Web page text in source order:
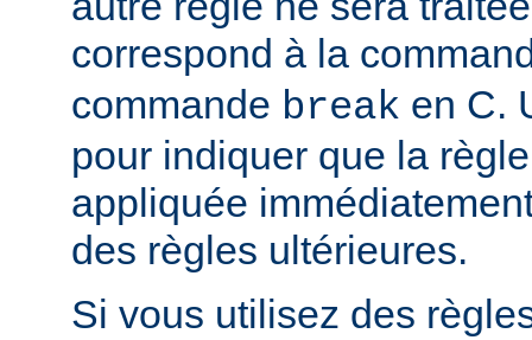
correspond à la
commande break en C.
pour indiquer que la
appliquée
des règles ultérieures.
Si vous utilisez des